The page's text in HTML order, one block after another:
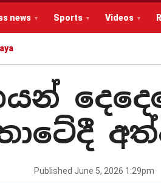
news Sports Videos
Published June 5, 2026 1:29pm